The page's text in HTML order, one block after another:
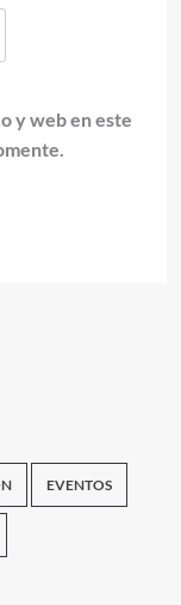
y web en este
EVENTOS